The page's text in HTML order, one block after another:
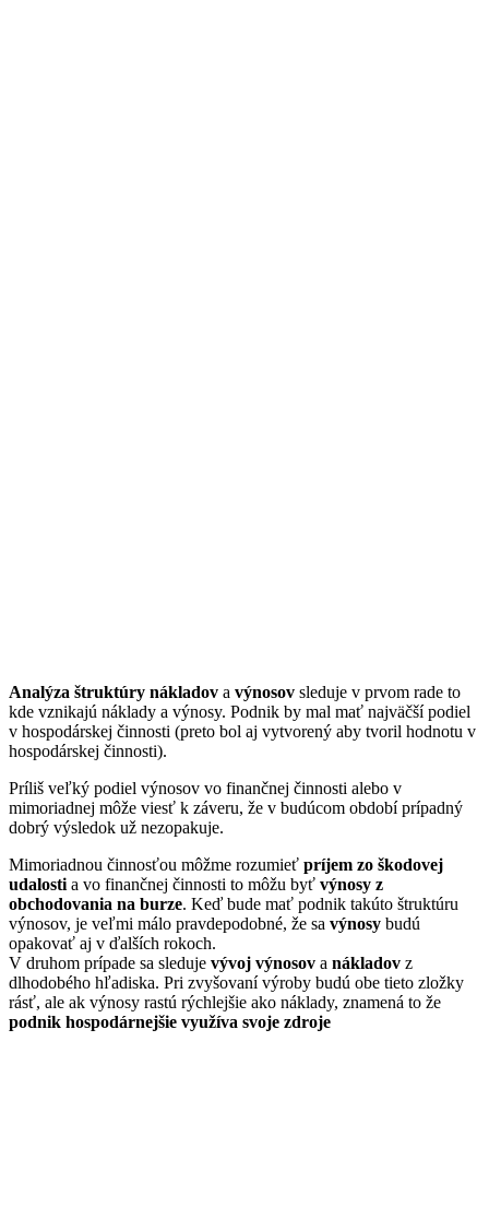
Analýza štruktúry nákladov a výnosov sleduje v prvom rade to
kde vznikajú náklady a výnosy. Podnik by mal mať najväčší podiel
v hospodárskej činnosti (preto bol aj vytvorený aby tvoril hodnotu v
hospodárskej činnosti).
Príliš veľký podiel výnosov vo finančnej činnosti alebo v
mimoriadnej môže viesť k záveru, že v budúcom období prípadný
dobrý výsledok už nezopakuje.
Mimoriadnou činnosťou môžme rozumieť príjem zo škodovej
udalosti a vo finančnej činnosti to môžu byť výnosy z
obchodovania na burze. Keď bude mať podnik takúto štruktúru
výnosov, je veľmi málo pravdepodobné, že sa výnosy budú
opakovať aj v ďalších rokoch.
V druhom prípade sa sleduje vývoj výnosov a nákladov z
dlhodobého hľadiska. Pri zvyšovaní výroby budú obe tieto zložky
rásť, ale ak výnosy rastú rýchlejšie ako náklady, znamená to že
podnik hospodárnejšie využíva svoje zdroje